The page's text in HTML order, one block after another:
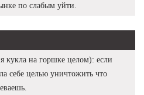
по слабым уйти.
кукла на горшке целом): если
себе целью уничтожить что